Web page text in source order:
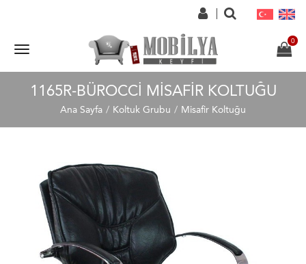
1165R-BÜROCCI MISAFIR KOLTUĞU
Ana Sayfa Koltuk Grubu Misafir Koltuğu